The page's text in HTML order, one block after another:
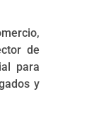
de
para
y